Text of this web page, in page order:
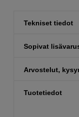
Tekniset tiedot
Sopivat
Arvostelut,
Tuotetiedot